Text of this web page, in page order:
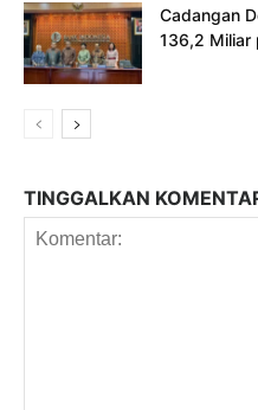
Cadangan
136,2 Miliar
TINGGALKAN